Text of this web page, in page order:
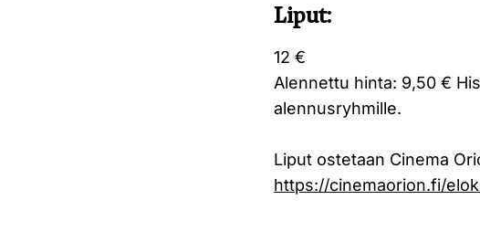
Liput:
12 €
Alennettu hinta: 9,50 €
alennusryhmille.
Liput ostetaan Cinema
https://cinemaorion.fi/